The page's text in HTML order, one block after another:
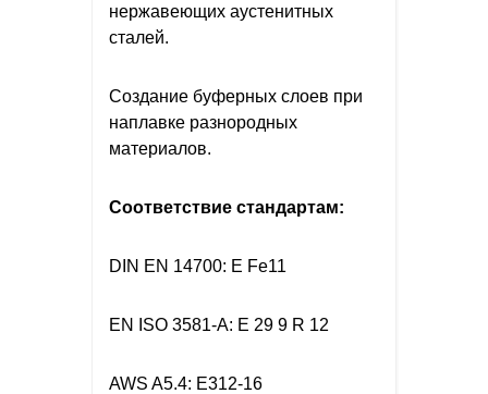
нержавеющих аустенитных
сталей.
Создание буферных слоев при
наплавке разнородных
материалов.
Соответствие стандартам:
DIN EN 14700: E Fe11
EN ISO 3581-A: E 29 9 R 12
AWS A5.4: E312-16